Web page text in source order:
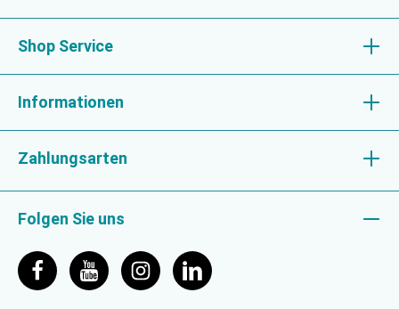
Shop Service
Informationen
Zahlungsarten
Folgen Sie uns